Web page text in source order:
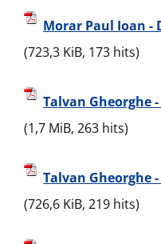
Morar Paul Ioan -
(723,3 KiB, 173 hits)
Talvan Gheorghe
(1,7 MiB, 263 hits)
Talvan Gheorghe
(726,6 KiB, 219 hits)